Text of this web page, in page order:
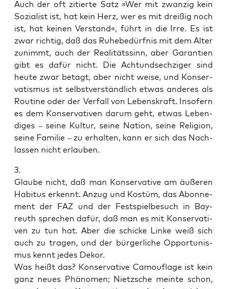
Auch der oft zitier­te Satz »Wer mit zwan­zig kein
Sozia­list ist, hat kein Herz, wer es mit drei­ßig noch
ist, hat kei­nen Ver­stand«, führt in die Irre. Es ist
zwar rich­tig, daß das Ruhe­be­dürf­nis mit dem Alter
zunimmt, auch der Rea­li­täts­sinn, aber Garan­tien
gibt es dafür nicht. Die Acht­und­sech­zi­ger sind
heu­te zwar betagt, aber nicht wei­se, und Kon­ser­
va­tis­mus ist selbst­ver­ständ­lich etwas ande­res als
Rou­ti­ne oder der Ver­fall von Lebens­kraft. Inso­fern
es dem Kon­ser­va­ti­ven dar­um geht, etwas Leben­
di­ges – sei­ne Kul­tur, sei­ne Nati­on, sei­ne Reli­gi­on,
sei­ne Fami­lie – zu erhal­ten, kann er sich das Nach­
las­sen nicht erlauben.
3.
Glau­be nicht, daß man Kon­ser­va­ti­ve am äuße­ren
Habi­tus erkennt. Anzug und Kos­tüm, das Abon­ne­
ment der FAZ und der Fest­spiel­be­such in Bay­
reuth spre­chen dafür, daß man es mit Kon­ser­va­ti­
ven zu tun hat. Aber die schi­cke Lin­ke weiß sich
auch zu tra­gen, und der bür­ger­li­che Oppor­tu­nis­
mus kennt jedes Dekor.
Was heißt das? Kon­ser­va­ti­ve Camou­fla­ge ist kein
ganz neu­es Phä­no­men; Nietz­sche mein­te schon,